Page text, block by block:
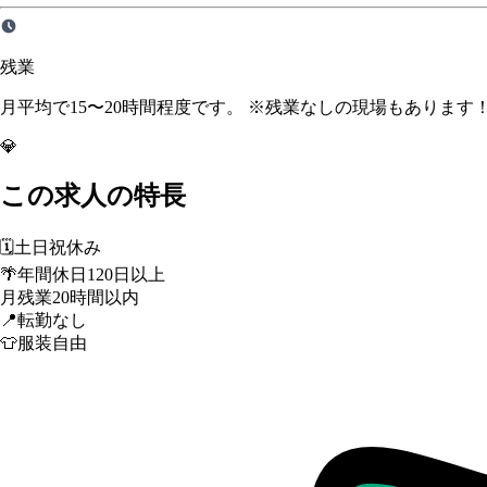
残業
月平均で15〜20時間程度です。 ※残業なしの現場もあります
💎
この求人の特長
🗓️土日祝休み
🌴年間休日120日以上
月残業20時間以内
📍転勤なし
👕服装自由